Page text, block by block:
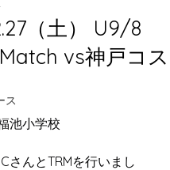
ス
（土） U9/8
vs神戸コス
NaNと評価されています。
池小学校
さんとTRMを行いまし